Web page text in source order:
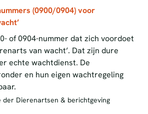
(0900/0904) voor
of 0904-nummer dat zich voordoet
van wacht’. Dat zijn dure
echte wachtdienst. De
en hun eigen wachtregeling
der Dierenartsen & berichtgeving